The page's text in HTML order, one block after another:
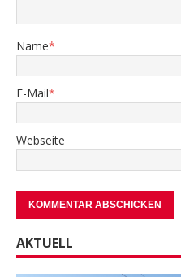
Name*
E-Mail*
Webseite
AKTUELL